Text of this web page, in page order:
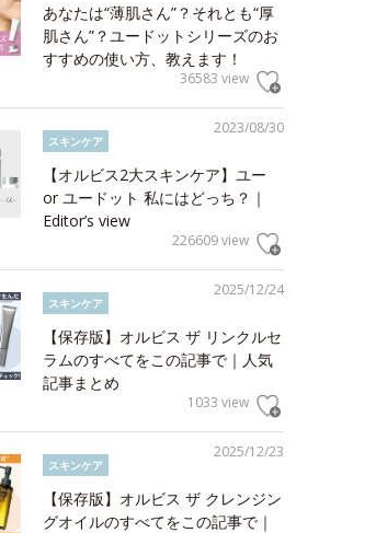
あなたは“薄肌さん”？それとも“厚
肌さん”？ユードットシリーズのお
すすめの使い方、教えます！
36583 view
2023/08/30
スキンケア
【オルビス2大スキンケア】ユー
or ユードット 私にはどっち？｜
Editor’s view
226609 view
2025/12/24
スキンケア
【保存版】オルビス ザ リンクルセ
ラムのすべてをこの記事で｜人気
記事まとめ
1033 view
2025/12/23
スキンケア
【保存版】オルビス ザ クレンジン
グオイルのすべてをこの記事で｜